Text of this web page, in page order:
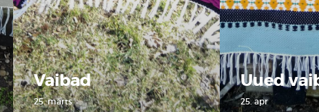
Vaibad
25. märts
Uued
25. apr